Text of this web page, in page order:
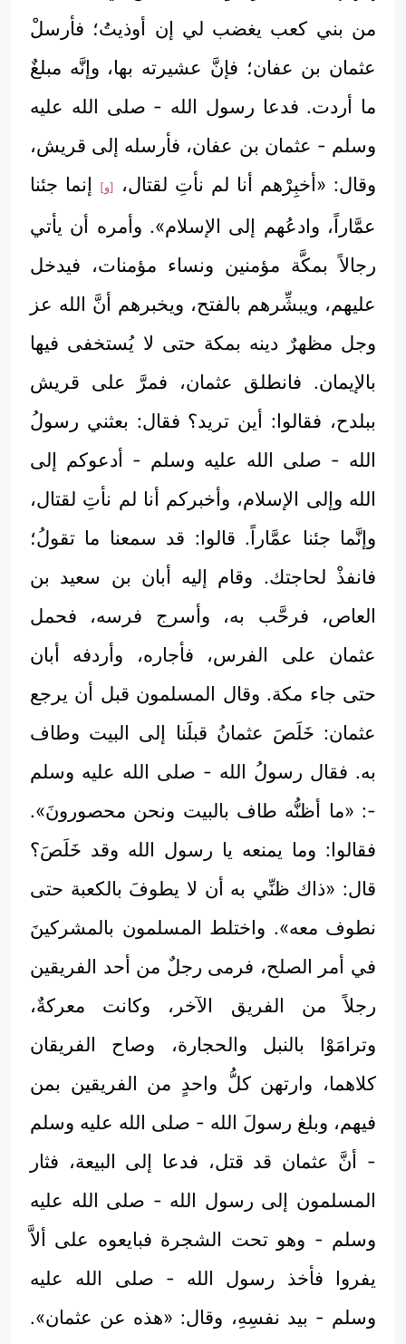
من بني كعب يغضب لي إن أوذيتُ؛ فأرسلْ
عثمان بن عفان؛ فإنَّ عشيرته بها، وإنَّه مبلغٌ
ما أردت. فدعا رسول الله - صلى الله عليه
وسلم - عثمان بن عفان، فأرسله إلى قريش،
وقال: «أخبِرْهم أنا لم نأتِ لقتال،
[و]
إنما جئنا
عمَّاراً، وادعُهم إلى الإسلام». وأمره أن يأتي
رجالاً بمكَّة مؤمنين ونساء مؤمنات، فيدخل
عليهم، ويبشِّرهم بالفتح، ويخبرهم أنَّ الله عز
وجل مظهرٌ دينه بمكة حتى لا يُستخفى فيها
بالإيمان. فانطلق عثمان، فمرَّ على قريش
ببلدح، فقالوا: أين تريد؟ فقال: بعثني رسولُ
الله - صلى الله عليه وسلم - أدعوكم إلى
الله وإلى الإسلام، وأخبركم أنا لم نأتِ لقتال،
وإنَّما جئنا عمَّاراً. قالوا: قد سمعنا ما تقولُ؛
فانفذْ لحاجتك. وقام إليه أبان بن سعيد بن
العاص، فرحَّب به، وأسرج فرسه، فحمل
عثمان على الفرس، فأجاره، وأردفه أبان
حتى جاء مكة. وقال المسلمون قبل أن يرجع
عثمان: خَلَصَ عثمانُ قبلَنا إلى البيت وطاف
به. فقال رسولُ الله - صلى الله عليه وسلم
-: «ما أظنُّه طاف بالبيت ونحن محصورونَ».
فقالوا: وما يمنعه يا رسول الله وقد خَلَصَ؟
قال: «ذاك ظنِّي به أن لا يطوفَ بالكعبة حتى
نطوف معه». واختلط المسلمون بالمشركينَ
في أمر الصلح، فرمى رجلٌ من أحد الفريقين
رجلاً من الفريق الآخر، وكانت معركةٌ،
وترامَوْا بالنبل والحجارة، وصاح الفريقان
كلاهما، وارتهن كلُّ واحدٍ من الفريقين بمن
فيهم، وبلغ رسولَ الله - صلى الله عليه وسلم
- أنَّ عثمان قد قتل، فدعا إلى البيعة، فثار
المسلمون إلى رسول الله - صلى الله عليه
وسلم - وهو تحت الشجرة فبايعوه على ألاَّ
يفروا فأخذ رسول الله - صلى الله عليه
وسلم - بيد نفسِهِ، وقال: «هذه عن عثمان».